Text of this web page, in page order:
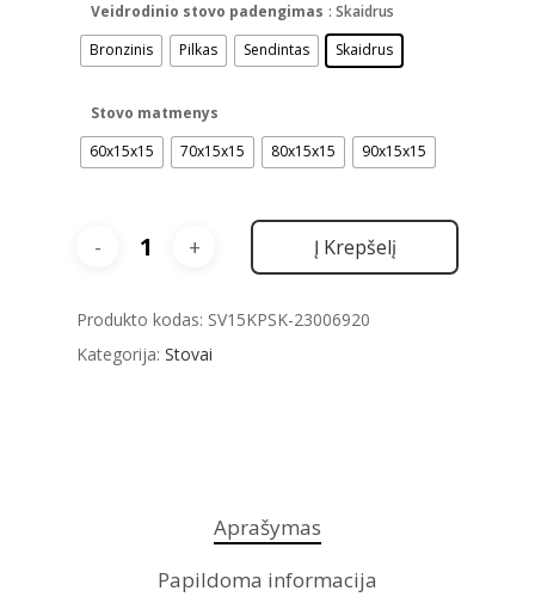
Veidrodinio stovo padengimas : Skaidrus
Bronzinis
Pilkas Sendintas Skaidrus
Stovo matmenys
60x15x15
70x15x15 80x15x15 90x15x15
Į Krepšelį
Produkto kodas: SV15KPSK-23006920
Kategorija: Stovai
Aprašymas
Papildoma informacija